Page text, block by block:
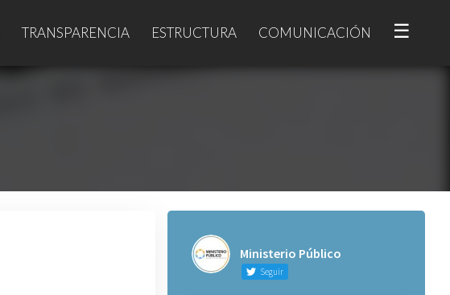
TRANSPARENCIA ESTRUCTURA COMUNICACIÓN ☰
Ministerio Público
Seguir